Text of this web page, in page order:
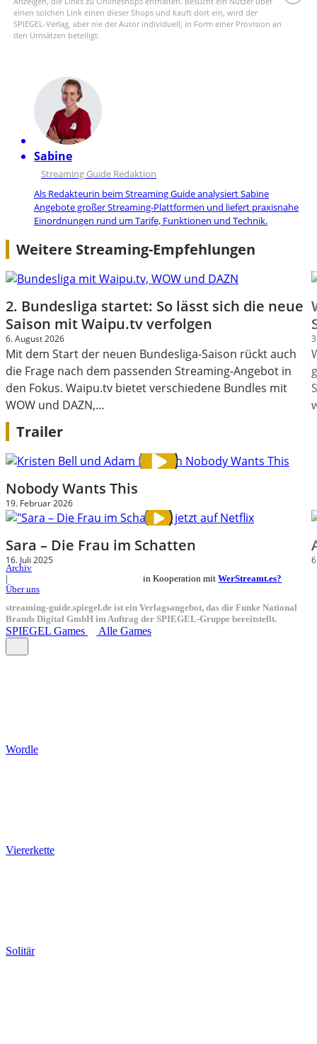
einen solchen Link einen dieser Shops und kauft dort ein, wird der
SPIEGEL-Verlag, aber nie der Autor individuell, in Form einer Provision an
den Umsätzen beteiligt.
Sabine
Streaming Guide Redaktion
Als Redakteurin beim Streaming Guide analysiert Sabine
Angebote großer Streaming-Plattformen und liefert praxisnahe
Einordnungen rund um Tarife, Funktionen und Technik.
Weitere Streaming-Empfehlungen
2. Bundesliga startet: So lässt sich die neue
Saison mit Waipu.tv verfolgen
6. August 2026
Mit dem Start der neuen Bundesliga-Saison rückt auch
die Frage nach dem passenden Streaming-Angebot in
den Fokus. Waipu.tv bietet verschiedene Bundles mit
WOW und DAZN,…
Trailer
Nobody Wants This
19. Februar 2026
Sara – Die Frau im Schatten
16. Juli 2025
Archiv
|
Über uns
in Kooperation mitWerStreamt.es?
streaming-guide.spiegel.de ist ein Verlagsangebot, das die Funke National
Brands Digital GmbH im Auftrag der SPIEGEL-Gruppe bereitstellt.
SPIEGEL Games Alle Games
Wordle
Viererkette
Solitär